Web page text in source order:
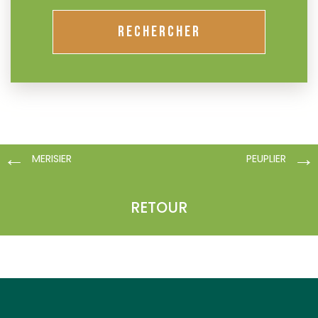
RECHERCHER
MERISIER
RETOUR
PEUPLIER